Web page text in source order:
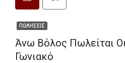
ΠΩΛΉΣΕΙΣ
Άνω Βόλος Πωλείται
Γωνιακό